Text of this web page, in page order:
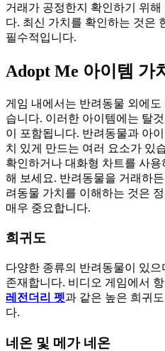
거래가 공정한지 확인하기 위해
다. 최신 가치를 확인하는 것은
필수적입니다.
Adopt Me 아이템 가
게임 내에서는 반려동물 외에
습니다. 이러한 아이템에는 탈
이 포함됩니다. 반려동물과 아
치 있게 만드는 여러 요소가 있
확인하거나 대화형 차트를 사
해 보세요. 반려동물을 거래하
려동물 가치를 이해하는 것은
매우 중요합니다.
희귀도
다양한 종류의 반려동물이 있
존재합니다. 비디오 게임에서
레전더리 펫과 같은 높은 희귀
다.
네온 및 메가 네온